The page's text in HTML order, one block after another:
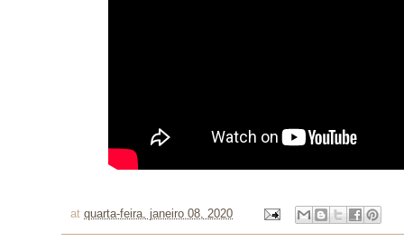
at quarta-feira, janeiro 08, 2020